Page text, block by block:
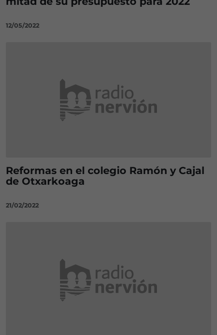
12/05/2022
Reformas en el colegio Ramón y Cajal
de Otxarkoaga
21/02/2022